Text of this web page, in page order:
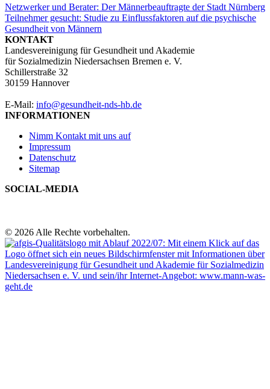
Beitragsnavigation
Netzwerker und Berater: Der Männerbeauftragte der Stadt Nürnberg
Teilnehmer gesucht: Studie zu Einflussfaktoren auf die psychische
Gesundheit von Männern
KONTAKT
Landesvereinigung für Gesundheit und Akademie
für Sozialmedizin Niedersachsen Bremen e. V.
Schillerstraße 32
30159 Hannover
E-Mail: info@gesundheit-nds-hb.de
INFORMATIONEN
Nimm Kontakt mit uns auf
Impressum
Datenschutz
Sitemap
SOCIAL-MEDIA
© 2026 Alle Rechte vorbehalten.